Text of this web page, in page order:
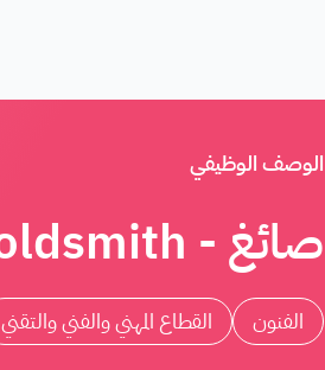
الوصف الوظيفي
صائغ - Goldsmith
الفنون القطاع المهني والفني والتقني